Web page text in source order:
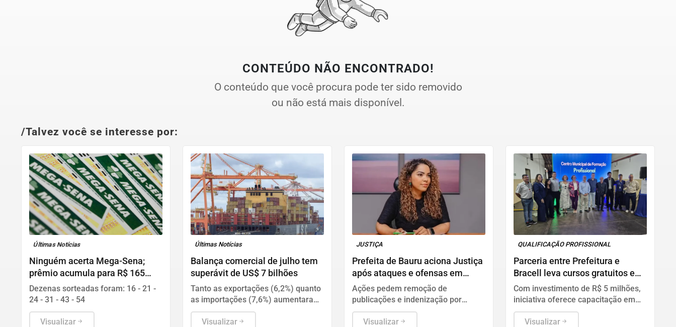
CONTEÚDO NÃO ENCONTRADO!
O conteúdo que você procura pode ter sido removido
ou não está mais disponível.
/Talvez você se interesse por:
Últimas Notícias
Ninguém acerta Mega-Sena;
prêmio acumula para R$ 165
milhões
Dezenas sorteadas foram: 16 - 21 -
24 - 31 - 43 - 54
Visualizar
Últimas Notícias
Balança comercial de julho tem
superávit de US$ 7 bilhões
Tanto as exportações (6,2%) quanto
as importações (7,6%) aumentaram
em relação ao mesmo período do
ano passado.
Visualizar
JUSTIÇA
Prefeita de Bauru aciona Justiça
após ataques e ofensas em
redes sociais
Ações pedem remoção de
publicações e indenização por
danos morais; defesa afirma que
conteúdos ultrapassam o limite da
Visualizar
QUALIFICAÇÃO PROFISSIONAL
Parceria entre Prefeitura e
Bracell leva cursos gratuitos e
abre novas portas para o
mercado de trabalho
Com investimento de R$ 5 milhões,
iniciativa oferece capacitação em
manutenção de máquinas pesadas e
amplia oportunidades para
Visualizar